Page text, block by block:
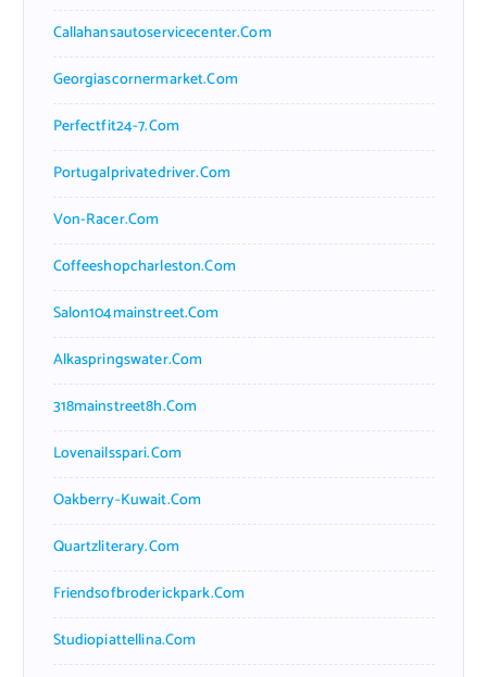
Callahansautoservicecenter.com
Georgiascornermarket.com
Perfectfit24-7.com
Portugalprivatedriver.com
Von-Racer.com
Coffeeshopcharleston.com
Salon104mainstreet.com
Alkaspringswater.com
318mainstreet8h.com
Lovenailsspari.com
Oakberry-Kuwait.com
Quartzliterary.com
Friendsofbroderickpark.com
Studiopiattellina.com